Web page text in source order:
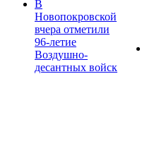
В
Новопокровской
вчера отметили
96-летие
Воздушно-
десантных войск